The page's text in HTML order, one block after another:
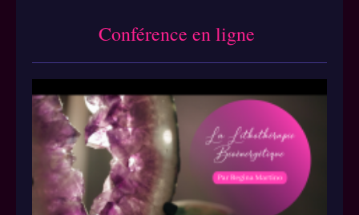
Conférence en ligne